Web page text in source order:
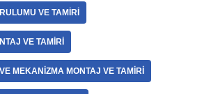
VE TAMIRI
VE TAMIRI
MEKANIZMA MONTAJ VE TAMIRI